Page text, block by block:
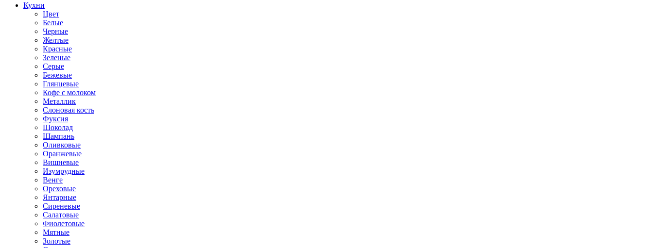
Кухни
Цвет
Белые
Черные
Желтые
Красные
Зеленые
Серые
Бежевые
Глянцевые
Кофе с молоком
Металлик
Слоновая кость
Фуксия
Шоколад
Шампань
Оливковые
Оранжевые
Вишневые
Изумрудные
Венге
Ореховые
Янтарные
Сиреневые
Салатовые
Фиолетовые
Мятные
Золотые